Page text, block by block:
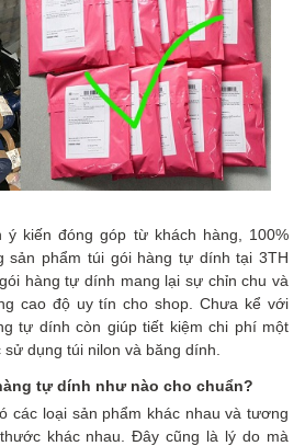
ý kiến đóng góp từ khách hàng, 100%
sản phẩm túi gói hàng tự dính tại 3TH
hàng tự dính mang lại sự chỉn chu và
cao độ uy tín cho shop. Chưa kể với
tự dính còn giúp tiết kiệm chi phí một
dụng túi nilon và băng dính.
tự dính như nào cho chuẩn?
các loại sản phẩm khác nhau và tương
khác nhau. Đây cũng là lý do mà